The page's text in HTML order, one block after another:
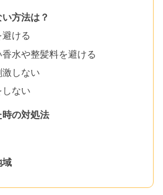
方法は？
ける
水や整髪料を避ける
しない
ない
の対処法
域